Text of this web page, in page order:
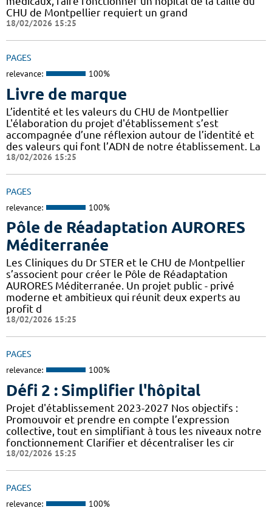
CHU de Montpellier requiert un grand
18/02/2026 15:25
PAGES
relevance: 100%
Livre de marque
L’identité et les valeurs du CHU de Montpellier
L'élaboration du projet d'établissement s’est
accompagnée d’une réflexion autour de l’identité et
des valeurs qui font l’ADN de notre établissement. La
18/02/2026 15:25
PAGES
relevance: 100%
Pôle de Réadaptation AURORES
Méditerranée
Les Cliniques du Dr STER et le CHU de Montpellier
s’associent pour créer le Pôle de Réadaptation
AURORES Méditerranée. Un projet public - privé
moderne et ambitieux qui réunit deux experts au
profit d
18/02/2026 15:25
PAGES
relevance: 100%
Défi 2 : Simplifier l'hôpital
Projet d'établissement 2023-2027 Nos objectifs :
Promouvoir et prendre en compte l’expression
collective, tout en simplifiant à tous les niveaux notre
fonctionnement Clarifier et décentraliser les cir
18/02/2026 15:25
PAGES
relevance: 100%